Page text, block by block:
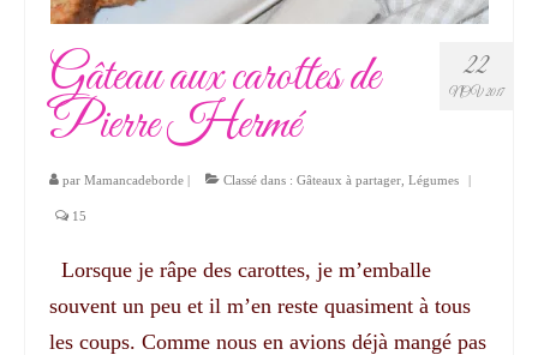
22
NOV 2017
Gâteau aux carottes de
Pierre Hermé
par Mamancadeborde | Classé dans : Gâteaux à partager Légumes |
15
Lorsque je râpe des carottes, je m’emballe
souvent un peu et il m’en reste quasiment à tous
les coups. Comme nous en avions déjà mangé pas